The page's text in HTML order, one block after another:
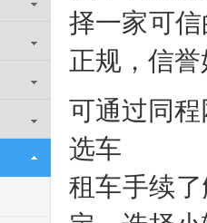
择一家可
正规，信
可通过同
选车
租车手续